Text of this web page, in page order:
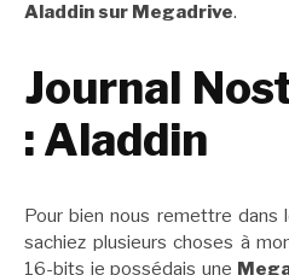
Aladdin sur Megadrive.
Journal
: Aladdin
Pour bien nous remettre
sachiez plusieurs choses à
16-bits je possédais une